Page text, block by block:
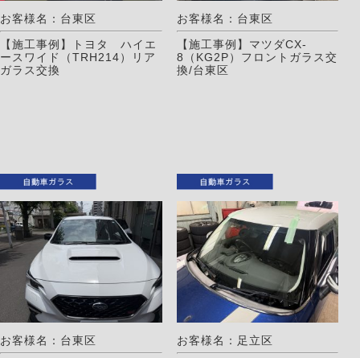
お客様名：台東区
【施工事例】トヨタ ハイエ
ースワイド（TRH214）リア
ガラス交換
お客様名：台東区
【施工事例】マツダCX-
8（KG2P）フロントガラス交
換/台東区
お客様名：台東区
お客様名：足立区